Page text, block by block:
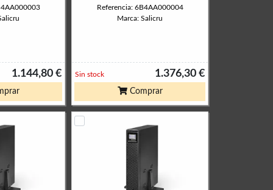
1.144,80 €
Referencia: 6B4AA000004
Marca: Salicru
1.376,30 €
Sin stock
Comprar